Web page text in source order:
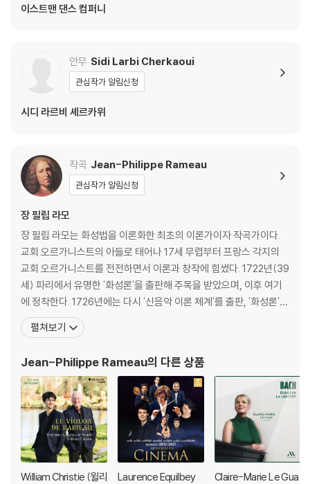
이 작품의 장르명은 정확히 ‘오페라-발레’로 통용된다. 춤과 노래가 어우러
연출과 안무를 벨기에의 안무가 시디 라르비 셰르카위(1976~)가 맡은 건
전혀 이상하지 않을 일이다. 그는 안무 외에 연출, 무대디자인, 음악가로 활
동 중이다.
오를 수 없는 높은 철창에는 허름한 옷을 입은 이들이 매달려 오르고 있고,
그 꼭대기에는 말끔한 수트를 입은 권력자 같은 이가 노래를 하는 모습이
다. 셰르카위는 ‘우아한 인도의 나라들’을 통해 이민자들의 이동, 파편화되
고 끊임없이 변화하는 영토와 국경의 문제 등을 환기시키고, 이민자들의
정체성과 다문화주의라는 문제를 제시한다. 그래서 4개의 막에서 국경과
피부색을 넘나들며 일어나는 ‘사랑’이라는 감정에 담겨 있는 정치, 사회적
문제를 돌아보게 한다. 작품이 속하는 ‘오페라-발레’만의 장르적 특성을 잘
살리는 의도이자, 철학적이고 사회학적인 문제의식이 녹아 있는 프로덕션
이다.
보너스 트랙의 메이킹 필름(14분 분량)은 이 작품을 낳은 과정과 지휘자,
에는 안무가가 직접 쓴 연출노트, 작품 해설이 영어와 프랑스어로 구성되
어 있다.
DVD/ Blu-ray 구매시 참고 사항 안내드립니다.
※ 4K블루레이, 3D 블루레이 재생 관련 안내
1) 4K UHD 디스크는 대용량의 데이터 전송이 필요하므로 4K전용 플레
이어를 사용하셔야 합니다. 더불어 플레이어 소프트웨어 최신 버전의 업데
이스트맨 댄스 컴퍼니
안무 Sidi Larbi Cherkaoui
관심작가 알림신청
시디 라르비 셰르카위
작곡 Jean-Philippe Rameau
관심작가 알림신청
장 필립 라모
장 필립 라모는 화성법을 이론화한 최초의 이론가이자 작곡가이다.
교회 오르가니스트의 아들로 태어나 17세 무렵부터 프랑스 각지의
교회 오르가니스트를 전전하면서 이론과 창작에 힘썼다. 1722년(39
세) 파리에서 유명한 '화성론'을 출판해 주목을 받았으며, 이후 여기
에 정착한다. 1726년에는 다시 '신음악 이론 체계'를 출판, '화성론'과
함께 3도 음의 누적에 바탕을 둔 화음 연결의 원리를 확립했다. 후에
는 대표작 「이폴리트와 아리시 Hippolyte et Aricie」(1733)를 비
또는 쳄발로라고도 부른다)곡을
펼쳐보기
Jean-Philippe Rameau의 다른 상품
William Christie (윌리
Laurence Equilbey
Claire-Marie Le Gua